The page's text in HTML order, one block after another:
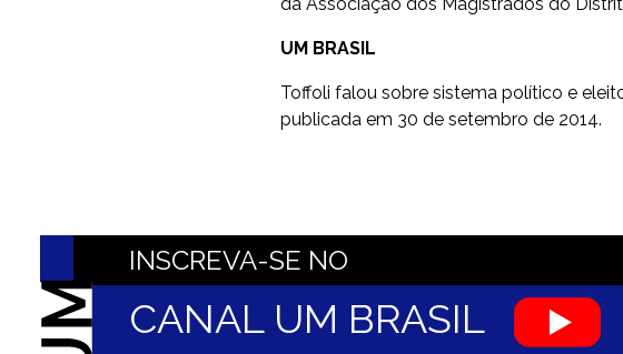
UM BRASIL
Toffoli falou sobre sistema político e
publicada em 30 de setembro de 2014.
INSCREVA-SE NO
CANAL UM BRASIL